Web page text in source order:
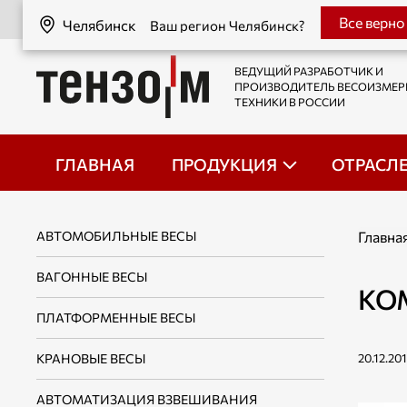
Челябинск Ваш регион Челябинск?
Челябинск Все верно
ВЕДУЩИЙ РАЗРАБОТЧИК И
ПРОИЗВОДИТЕЛЬ
ТЕХНИКИ В РОССИИ
ГЛАВНАЯ ПРОДУКЦИЯ
АВТОМОБИЛЬНЫЕ ВЕСЫ
ВАГОННЫЕ ВЕСЫ
ПЛАТФОРМЕННЫЕ ВЕСЫ
КРАНОВЫЕ ВЕСЫ
АВТОМАТИЗАЦИЯ ВЗВЕШИВАНИЯ